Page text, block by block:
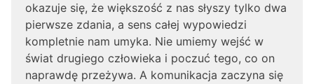
okazuje się, że większość z nas słyszy tylko dwa
pierwsze zdania, a sens całej wypowiedzi
kompletnie nam umyka. Nie umiemy wejść w
świat drugiego człowieka i poczuć tego, co on
naprawdę przeżywa. A komunikacja zaczyna się